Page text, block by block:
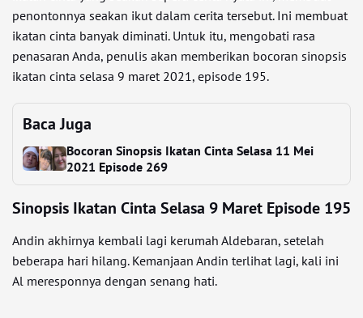
penontonnya seakan ikut dalam cerita tersebut. Ini membuat
ikatan cinta banyak diminati. Untuk itu, mengobati rasa
penasaran Anda, penulis akan memberikan bocoran sinopsis
ikatan cinta selasa 9 maret 2021, episode 195.
Baca Juga
Bocoran Sinopsis Ikatan Cinta Selasa 11 Mei
2021 Episode 269
Sinopsis Ikatan Cinta Selasa 9 Maret Episode 195
Andin akhirnya kembali lagi kerumah Aldebaran, setelah
beberapa hari hilang. Kemanjaan Andin terlihat lagi, kali ini
Al meresponnya dengan senang hati.